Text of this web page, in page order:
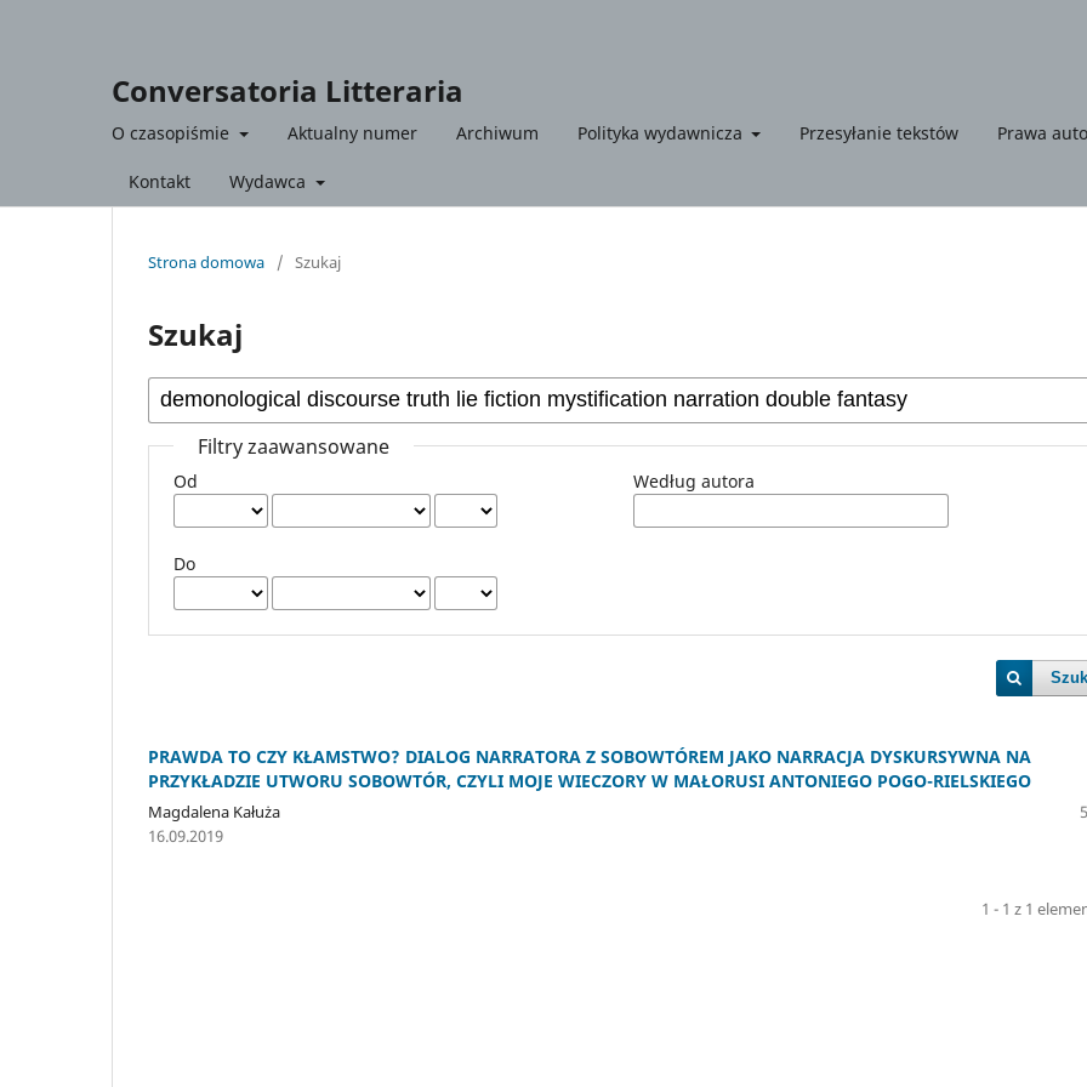
Conversatoria Litteraria
O czasopiśmie Aktualny numer Archiwum Polityka wydawnicza Przesyłanie tekstów Prawa
Kontakt Wydawca
Strona domowa / Szukaj
Szukaj
Filtry zaawansowane
Od
Do
Według autora
PRAWDA TO CZY KŁAMSTWO? DIALOG NARRATORA Z SOBOWTÓREM JAKO NARRACJA DYSKURSYWNA NA
PRZYKŁADZIE UTWORU SOBOWTÓR, CZYLI MOJE WIECZORY W MAŁORUSI ANTONIEGO POGO-RIELSKIEGO
Magdalena Kałuża
16.09.2019
1 - 1 z 1